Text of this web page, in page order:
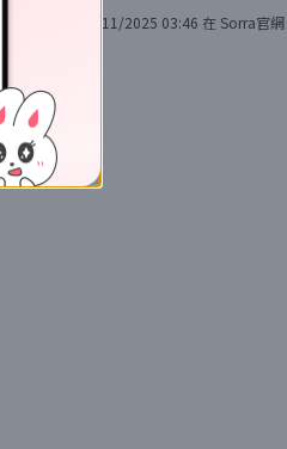
29/11/2025 03:46 在Sorra官網